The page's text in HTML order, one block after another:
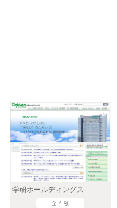
学研ホールディングス
全 4 枚